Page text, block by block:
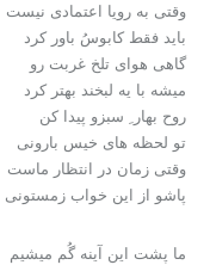
وقتی به رویا اعتمادی نیست
باید فقط کابوسُ باور کرد
گاهی هوای تلخ غربت رو
میشه با یه لبخند بهتر کرد
روح بهار ِ سبزو پیدا کن
تو لحظه های خیس بارونی
وقتی زمان در انتظار ماست
پاشو از این خواب زمستونی
ما پشت این آینه گُم میشیم